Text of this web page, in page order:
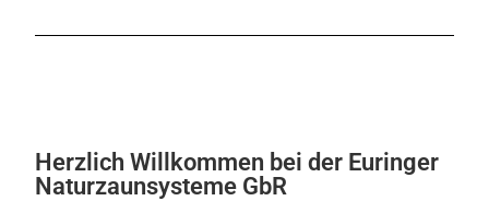
Herzlich Willkommen bei der Euringer
Naturzaunsysteme GbR